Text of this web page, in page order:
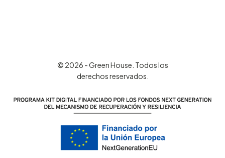
© 2026 - Green House. Todos los
derechos reservados.